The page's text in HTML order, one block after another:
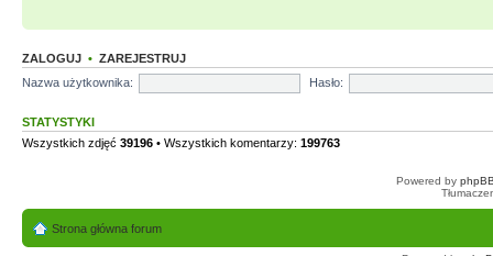
ZALOGUJ • ZAREJESTRUJ
Nazwa użytkownika:
Hasło:
STATYSTYKI
Wszystkich zdjęć 39196 • Wszystkich komentarzy: 199763
Powered by
Strona główna forum